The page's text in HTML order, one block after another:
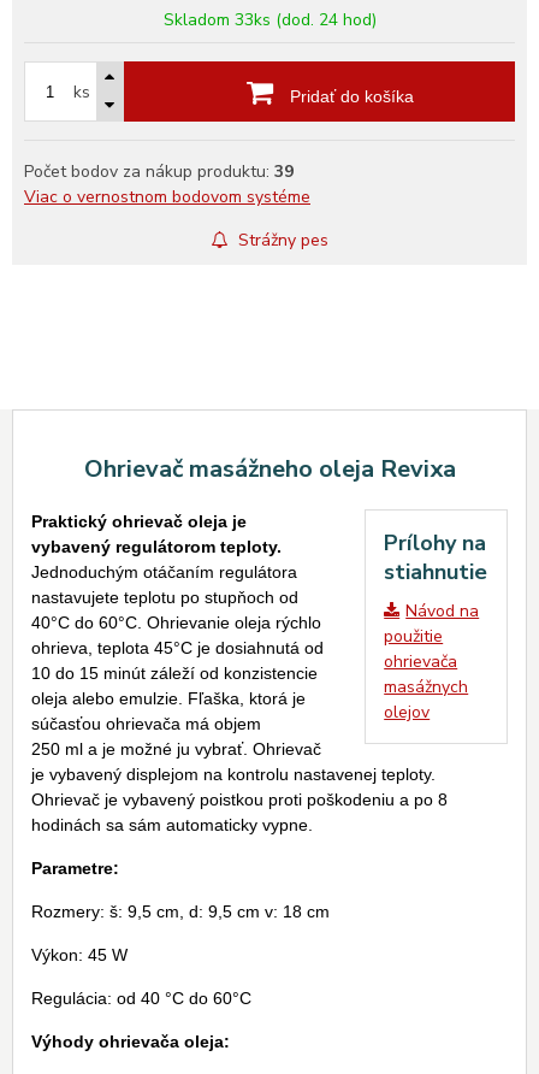
Skladom 33ks (dod. 24 hod)
ks Pridať do košíka
Počet bodov za nákup produktu: 39
Viac o vernostnom bodovom systéme
Strážny pes
Ohrievač masážneho oleja Revixa
Prílohy na
stiahnutie
Návod na
použitie
ohrievača
masážnych
olejov
Praktický ohrievač oleja je
vybavený regulátorom teploty.
Jednoduchým otáčaním regulátora
nastavujete teplotu po stupňoch od
40°C do 60°C. Ohrievanie oleja rýchlo
ohrieva, teplota 45°C je dosiahnutá od
10 do 15 minút záleží od konzistencie
oleja alebo emulzie. Fľaška, ktorá je
súčasťou ohrievača má objem
250 ml a je možné ju vybrať. Ohrievač
je vybavený displejom na kontrolu nastavenej teploty.
Ohrievač je vybavený poistkou proti poškodeniu a po 8
hodinách sa sám automaticky vypne.
Parametre:
Rozmery: š: 9,5 cm, d: 9,5 cm v: 18 cm
Výkon: 45 W
Regulácia: od 40 °C do 60°C
Výhody ohrievača oleja: